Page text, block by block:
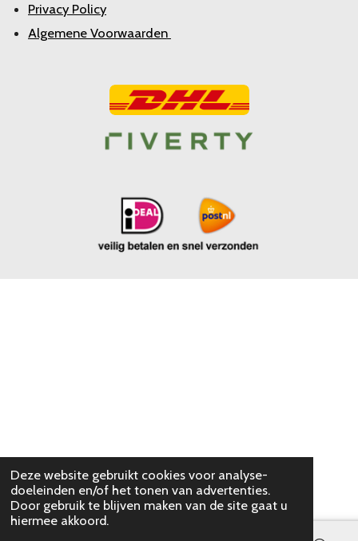
Deze website gebruikt cookies voor analyse-
doeleinden en/of het tonen van advertenties.
Door gebruik te blijven maken van de site gaat u
hiermee akkoord.
Privacy Policy
Algemene Voorwaarden